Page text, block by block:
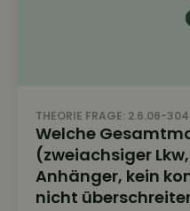
THEORIE FRAGE: 2.6.06-304
Welche
(zweiachsiger
Anhänger, kein
nicht